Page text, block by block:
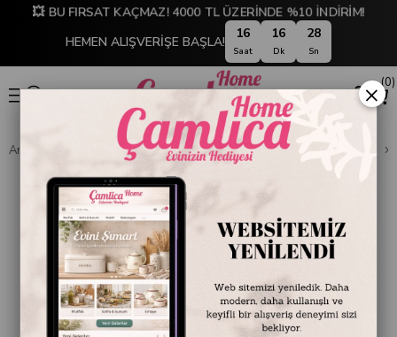
💥 BU FIRSAT KAÇMAZ! 4000 TL ÜZERİNDE %10 İNDİRİM!
HEMEN ALIŞVERİŞE BAŞLA!
16
Saat
16
Dk
28
Sn
0
Anasayfa DEKORASYON Ev Aksesuarları Dekoratif Obje ve Biblo
×